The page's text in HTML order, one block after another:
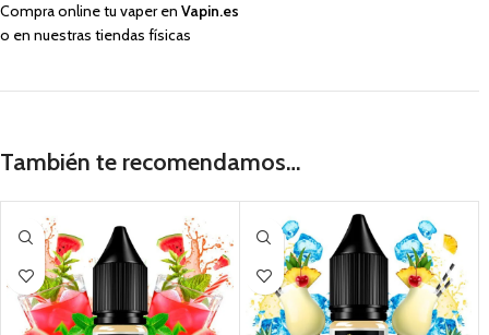
Compra online tu vaper en Vapin.es
o en nuestras tiendas físicas
También te recomendamos…